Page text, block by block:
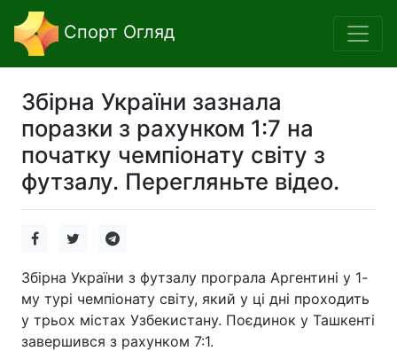
Спорт Огляд
Збірна України зазнала
поразки з рахунком 1:7 на
початку чемпіонату світу з
футзалу. Перегляньте відео.
Збірна України з футзалу програла Аргентині у 1-
му турі чемпіонату світу, який у ці дні проходить
у трьох містах Узбекистану. Поєдинок у Ташкенті
завершився з рахунком 7:1.